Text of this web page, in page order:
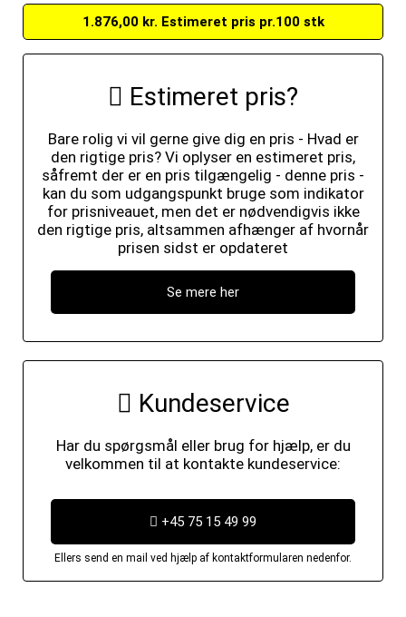
1.876,00 kr. Estimeret pris pr.100 stk
Estimeret pris?
Bare rolig vi vil gerne give dig en pris - Hvad er
den rigtige pris? Vi oplyser en estimeret pris,
såfremt der er en pris tilgængelig - denne pris -
kan du som udgangspunkt bruge som indikator
for prisniveauet, men det er nødvendigvis ikke
den rigtige pris, altsammen afhænger af hvornår
prisen sidst er opdateret
Se mere her
Kundeservice
Har du spørgsmål eller brug for hjælp, er du
velkommen til at kontakte kundeservice:
+45 75 15 49 99
Ellers send en mail ved hjælp af kontaktformularen nedenfor.